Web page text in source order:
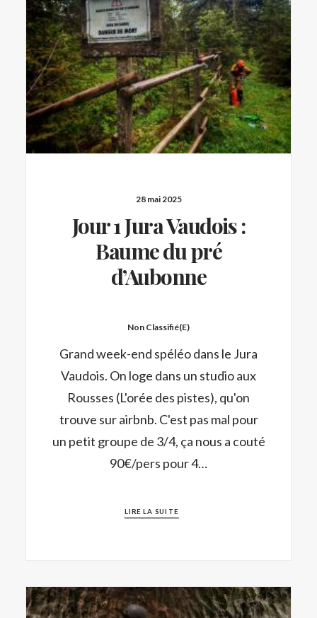
28 mai 2025
Jour 1 Jura Vaudois :
Baume du pré
d’Aubonne
Non Classifié(e)
Grand week-end spéléo dans le Jura
Vaudois. On loge dans un studio aux
Rousses (L'orée des pistes), qu'on
trouve sur airbnb. C'est pas mal pour
un petit groupe de 3/4, ça nous a couté
90€/pers pour 4…
LIRE LA SUITE